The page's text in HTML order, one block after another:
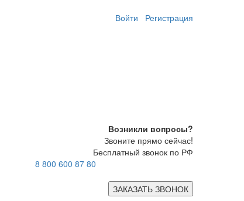
Войти Регистрация
Возникли вопросы?
Звоните прямо сейчас!
Бесплатный звонок по РФ
8 800 600 87 80
ЗАКАЗАТЬ ЗВОНОК